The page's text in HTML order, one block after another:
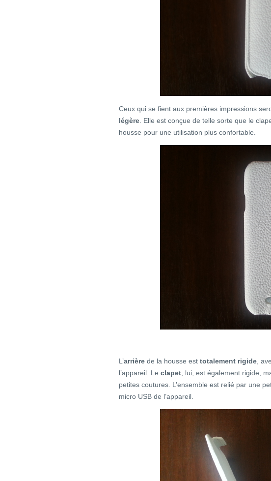
Ceux qui se fient aux premières impressions
légère. Elle est conçue de telle sorte que le
housse pour une utilisation plus confortable.
L’arrière de la housse est totalement rigide,
l’appareil. Le clapet, lui, est également rigide,
petites coutures. L’ensemble est relié par une
micro USB de l’appareil.